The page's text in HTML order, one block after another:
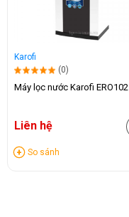
Karofi
(0)
Máy lọc nước Karofi ERO102
Liên hệ
So sánh